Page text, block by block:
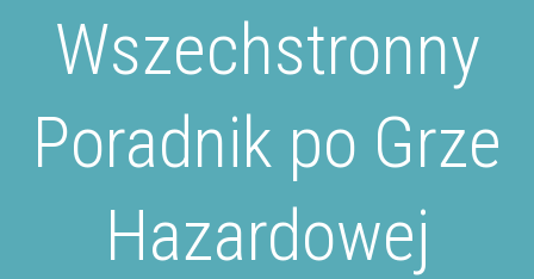
Wszechstronny
Poradnik po Grze
Hazardowej